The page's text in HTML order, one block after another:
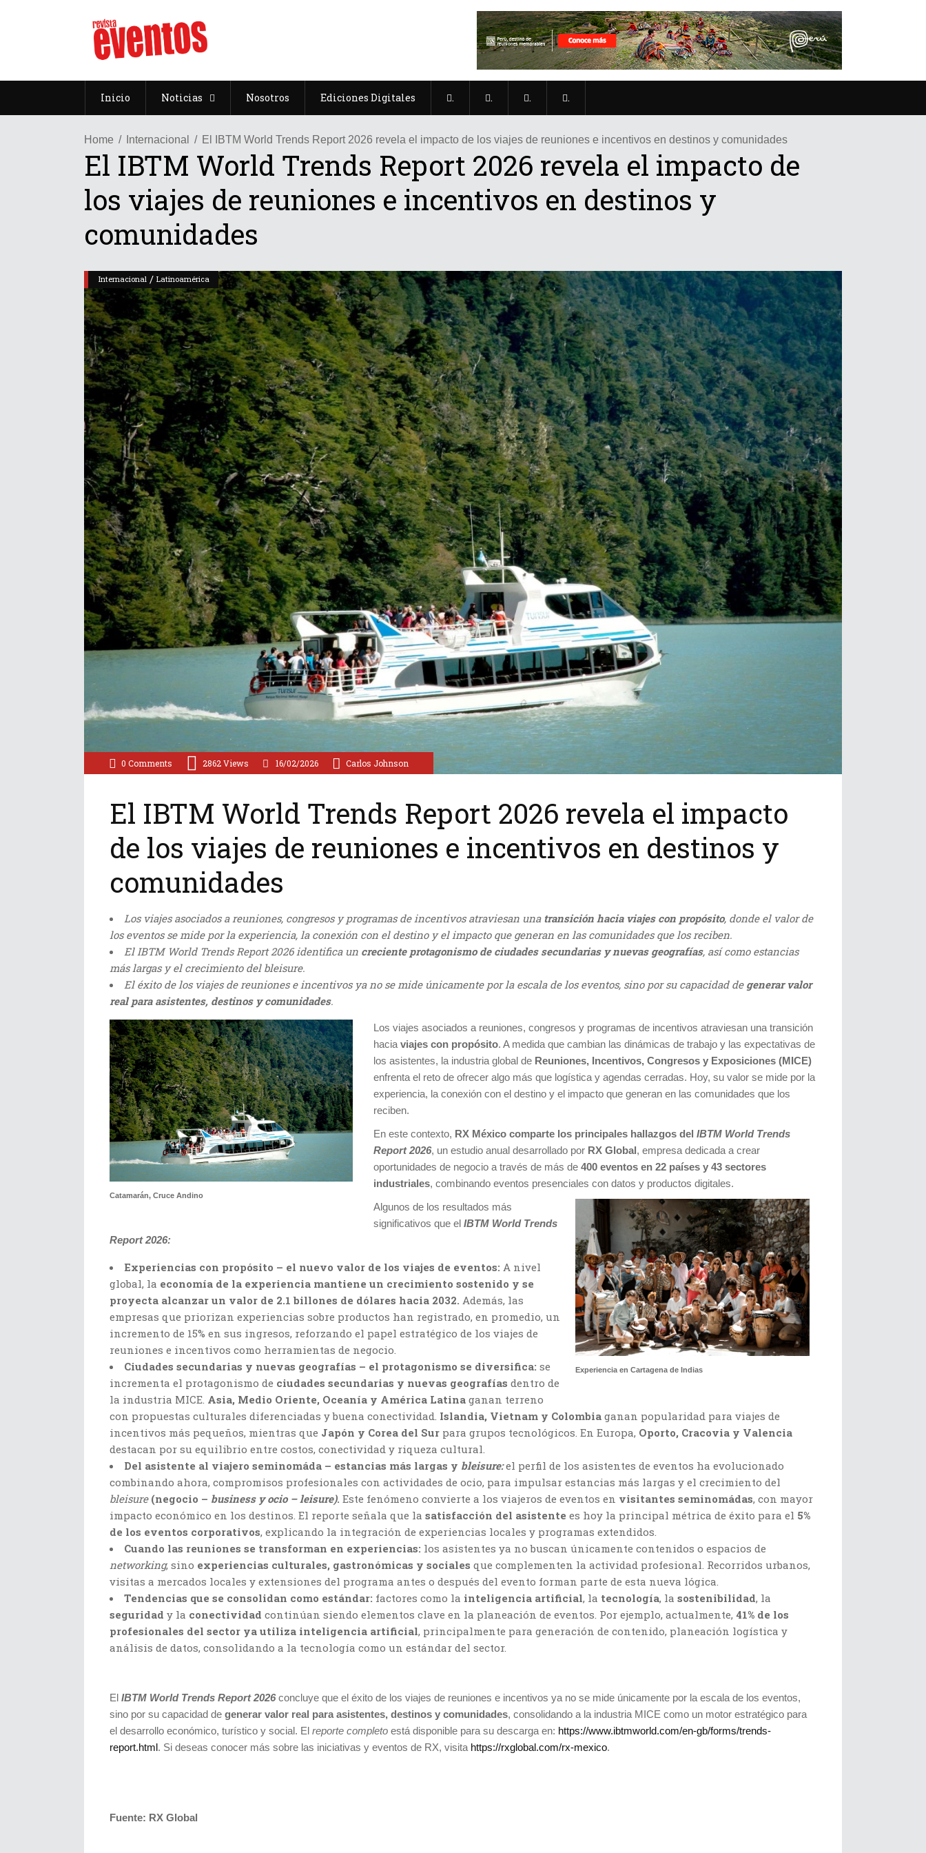
Inicio Noticias Nosotros Ediciones Digitales . . . .
Home Internacional El IBTM World Trends Report 2026 revela el impacto de los viajes de reuniones e incentivos en destinos y comunidades
El IBTM World Trends Report 2026 revela el impacto de
los viajes de reuniones e incentivos en destinos y
comunidades
Internacional / Latinoamérica
0 Comments 2862Views 16/02/2026 Carlos Johnson
El IBTM World Trends Report 2026 revela el impacto
de los viajes de reuniones e incentivos en destinos y
comunidades
Los viajes asociados a reuniones, congresos y programas de incentivos atraviesan una transición hacia viajes con propósito, donde el valor de
los eventos se mide por la experiencia, la conexión con el destino y el impacto que generan en las comunidades que los reciben.
El IBTM World Trends Report 2026 identifica un creciente protagonismo de ciudades secundarias y nuevas geografías, así como estancias
más largas y el crecimiento del bleisure.
El éxito de los viajes de reuniones e incentivos ya no se mide únicamente por la escala de los eventos, sino por su capacidad de generar valor
real para asistentes, destinos y comunidades.
Catamarán, Cruce Andino
Los viajes asociados a reuniones, congresos y programas de incentivos atraviesan una transición
hacia viajes con propósito. A medida que cambian las dinámicas de trabajo y las expectativas de
los asistentes, la industria global de Reuniones, Incentivos, Congresos y Exposiciones (MICE)
enfrenta el reto de ofrecer algo más que logística y agendas cerradas. Hoy, su valor se mide por la
experiencia, la conexión con el destino y el impacto que generan en las comunidades que los
reciben.
En este contexto, RX México comparte los principales hallazgos del IBTM World Trends
Report 2026, un estudio anual desarrollado por RX Global, empresa dedicada a crear
oportunidades de negocio a través de más de 400 eventos en 22 países y 43 sectores
industriales, combinando eventos presenciales con datos y productos digitales.
Experiencia en Cartagena de Indias
Algunos de los resultados más
significativos que el IBTM World Trends
Report 2026:
Experiencias con propósito – el nuevo valor de los viajes de eventos: A nivel
global, la economía de la experiencia mantiene un crecimiento sostenido y se
proyecta alcanzar un valor de 2.1 billones de dólares hacia 2032. Además, las
empresas que priorizan experiencias sobre productos han registrado, en promedio, un
incremento de 15% en sus ingresos, reforzando el papel estratégico de los viajes de
reuniones e incentivos como herramientas de negocio.
Ciudades secundarias y nuevas geografías – el protagonismo se diversifica: se
incrementa el protagonismo de ciudades secundarias y nuevas geografías dentro de
la industria MICE. Asia, Medio Oriente, Oceanía y América Latina ganan terreno
con propuestas culturales diferenciadas y buena conectividad. Islandia, Vietnam y Colombia ganan popularidad para viajes de
incentivos más pequeños, mientras que Japón y Corea del Sur para grupos tecnológicos. En Europa, Oporto, Cracovia y Valencia
destacan por su equilibrio entre costos, conectividad y riqueza cultural.
Del asistente al viajero seminomáda – estancias más largas y bleisure:el perfil de los asistentes de eventos ha evolucionado
combinando ahora, compromisos profesionales con actividades de ocio, para impulsar estancias más largas y el crecimiento del
bleisure(negocio – business y ocio – leisure). Este fenómeno convierte a los viajeros de eventos en visitantes seminomádas, con mayor
impacto económico en los destinos. El reporte señala que la satisfacción del asistente es hoy la principal métrica de éxito para el 5%
de los eventos corporativos, explicando la integración de experiencias locales y programas extendidos.
Cuando las reuniones se transforman en experiencias: los asistentes ya no buscan únicamente contenidos o espacios de
networking, sino experiencias culturales, gastronómicas y sociales que complementen la actividad profesional. Recorridos urbanos,
visitas a mercados locales y extensiones del programa antes o después del evento forman parte de esta nueva lógica.
Tendencias que se consolidan como estándar: factores como la inteligencia artificial, la tecnología, la sostenibilidad, la
seguridad y la conectividad continúan siendo elementos clave en la planeación de eventos. Por ejemplo, actualmente, 41% de los
profesionales del sector ya utiliza inteligencia artificial, principalmente para generación de contenido, planeación logística y
análisis de datos, consolidando a la tecnología como un estándar del sector.
El IBTM World Trends Report 2026concluye que el éxito de los viajes de reuniones e incentivos ya no se mide únicamente por la escala de los eventos,
sino por su capacidad de generar valor real para asistentes, destinos y comunidades, consolidando a la industria MICE como un motor estratégico para
el desarrollo económico, turístico y social. El reporte completo está disponible para su descarga en: https://www.ibtmworld.com/en-gb/forms/trends-
report.html. Si deseas conocer más sobre las iniciativas y eventos de RX, visita https://rxglobal.com/rx-mexico.
Fuente: RX Global